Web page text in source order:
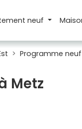
neuf
Programme
Metz